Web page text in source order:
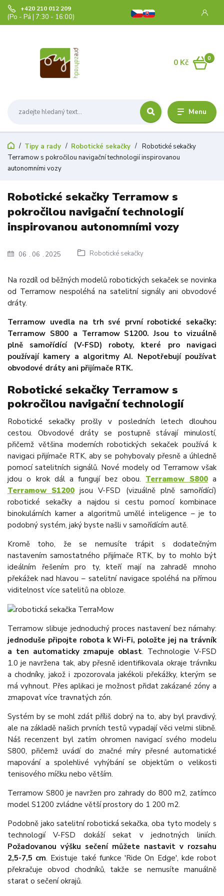
Menu
+420 210 012 209
(Po - Pá | 7:30 - 16:00)
0
0 Kč
Tipy a rady Robotické sekačky
Robotické sekačky
Terramow s pokročilou navigační technologií inspirovanou
autonomními vozy
06 06 2025 Robotické sekačky
Robotické sekačky Terramow s
pokročilou navigační technologií
inspirovanou autonomními vozy
Na rozdíl od běžných modelů robotických sekaček se novinka
od Terramow nespoléhá na satelitní signály ani obvodové
dráty.
Terramow uvedla na trh své první robotické sekačky:
Terramow S800 a Terramow S1200. Jsou to vizuálně
plně samořídící (V-FSD) roboty, které pro navigaci
používají kamery a algoritmy AI. Nepotřebují používat
obvodové dráty ani přijímače RTK.
Robotické sekačky Terramow s
pokročilou navigační technologií
Robotické sekačky prošly v posledních letech dlouhou
cestou. Obvodové dráty se postupně stávají minulostí,
přičemž většina moderních robotických sekaček používá k
navigaci přijímače RTK, aby se pohybovaly přesně a úhledně
pomocí satelitních signálů. Nové modely od Terramow však
jdou o krok dál a fungují bez obou. Terramow S800a
Terramow S1200 jsou V-FSD (vizuálně plně samořídící)
robotické sekačky a najdou si cestu pomocí kombinace
binokulárních kamer a algoritmů umělé inteligence – je to
podobný systém, jaký byste našli v samořídícím autě.
Kromě toho, že se nemusíte trápit s dodatečným
nastavením samostatného přijímače RTK, by to mohlo být
ideálním řešením pro ty, kteří mají na zahradě mnoho
překážek nad hlavou – satelitní navigace spoléhá na přímou
viditelnost více satelitů na obloze.
Terramow slibuje jednoduchý proces nastavení bez námahy:
jednoduše připojte robota k Wi-Fi, položte jej na trávník
a ten automaticky zmapuje oblast. Technologie V-FSD
1.0 je navržena tak, aby přesně identifikovala okraje trávníku
a chodníky, jakož i zpozorovala jakékoli překážky, kterým se
má vyhnout. Přes aplikaci je možnost přidat zakázané zóny a
zmapovat více travnatých zón.
Systém by se mohl zdát příliš dobrý na to, aby byl pravdivý,
ale na základě našich prvních testů vypadají věci velmi slibně.
Náš recenzent byl zatím ohromen navigací svého modelu
S800, přičemž uvádí do značné míry přesné automatické
mapování a spolehlivé vyhýbání se objektům o velikosti
tenisového míčku nebo větším.
Terramow S800 je navržen pro zahrady do 800 m2, zatímco
model S1200 zvládne větší prostory do 1 200 m2.
Podobně jako satelitní robotická sekačka, oba tyto modely s
technologií V-FSD dokáží sekat v jednotných liniích.
Požadovanou výšku sečení můžete nastavit v rozsahu
2,5-7,5 cm. Existuje také funkce 'Ride On Edge', kde robot
překračuje obvod chodníků, takže se nemusíte manuálně
starat o sečení okrajů.